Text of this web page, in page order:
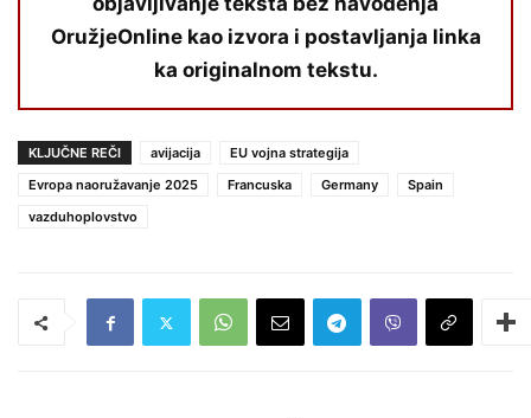
OružjeOnline kao izvora i postavljanja linka
ka originalnom tekstu.
KLJUČNE REČI avijacija
EU vojna strategija
Evropa naoružavanje 2025
Francuska Germany
Spain
vazduhoplovstvo